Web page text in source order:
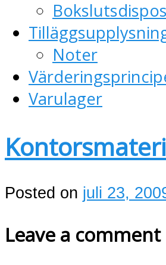
Noter
Varulager
Posted on juli 23,
Leave a comment